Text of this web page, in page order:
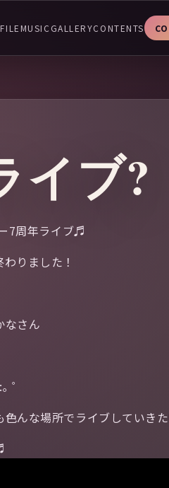
MUSIC GALLERYCONTENTS
イブ?
7周年ライブ♬
りました！
なさん
゜
んな場所でライブしていき